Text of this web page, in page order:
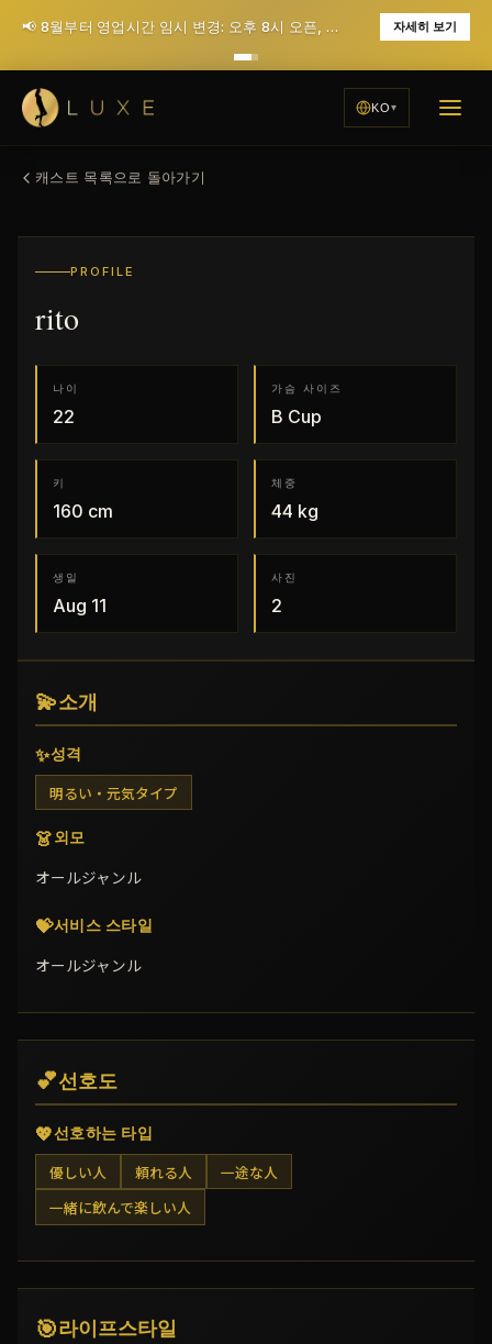
📢 8월부터 영업시간 임시 변경: 오후 8시 오픈, 월요일 휴무 (12월에 매일 저녁 7시 오픈으로 복귀 예정) 자세히 보기
KO
캐스트 목록으로 돌아가기
PROFILE
rito
나이
22
가슴 사이즈
B Cup
키
160 cm
체중
44 kg
생일
Aug 11
사진
2
💫소개
✨성격
明るい・元気タイプ
👗외모
オールジャンル
💝서비스 스타일
オールジャンル
💕선호도
💖선호하는 타입
優しい人 頼れる人 一途な人
一緒に飲んで楽しい人
🎯라이프스타일